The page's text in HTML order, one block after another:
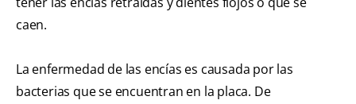
caen.
La enfermedad de las encías es causada por las
bacterias que se encuentran en la placa. De